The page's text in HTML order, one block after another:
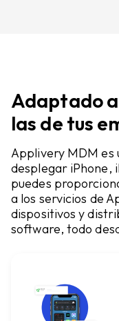
Adaptado
las de tus
Applivery MDM es
desplegar iPhone,
puedes
a los servicios de
dispositivos y
software, todo